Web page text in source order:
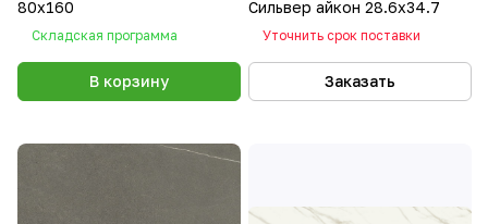
80х160
Складская программа
В корзину
Сильвер айкон 28.6x34.7
Уточнить срок поставки
Заказать